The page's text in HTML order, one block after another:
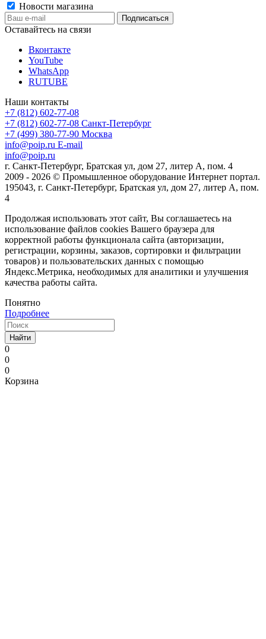
Новости магазина
Оставайтесь на связи
Вконтакте
YouTube
WhatsApp
RUTUBE
Наши контакты
+7 (812) 602-77-08
+7 (812) 602-77-08 Санкт-Петербург
+7 (499) 380-77-90 Москва
info@poip.ru E-mail
info@poip.ru
г. Санкт-Петербург, Братская ул, дом 27, литер А, пом. 4
2009 - 2026 © Промышленное оборудование Интернет портал.
195043, г. Санкт-Петербург, Братская ул, дом 27, литер А, пом.
4
Продолжая использовать этот сайт, Вы соглашаетесь на
использование файлов cookies Вашего браузера для
корректной работы функционала сайта (авторизации,
регистрации, корзины, заказов, сортировки и фильтрации
товаров) и пользовательских данных с помощью
Яндекс.Метрика, необходимых для аналитики и улучшения
качества работы сайта.
Понятно
Подробнее
Найти
0
0
0
Корзина